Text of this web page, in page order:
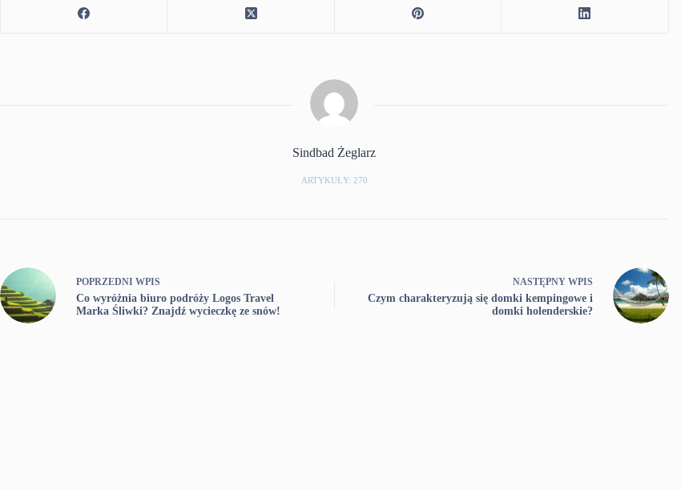
Sindbad Żeglarz
ARTYKUŁY: 270
POPRZEDNI WPIS
Co wyróżnia biuro podróży Logos Travel
Marka Śliwki? Znajdź wycieczkę ze snów!
NASTĘPNY WPIS
Czym charakteryzują się domki kempingowe i
domki holenderskie?